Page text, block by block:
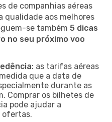
de companhias aéreas
qualidade aos melhores
se também 5 dicas
no seu próximo voo
: as tarifas aéreas
que a data de
durante as
Comprar os bilhetes de
pode ajudar a
ofertas.